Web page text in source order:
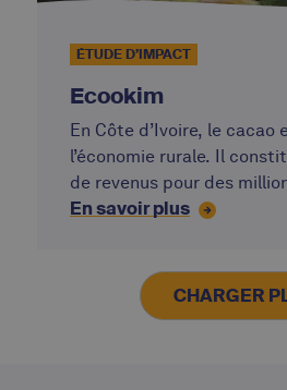
ÉTUDE D’IMPACT
Ecookim
En Côte d’Ivoire, le
l’économie rurale. Il
de revenus pour des
producteurs, tout en
limité au financement
de l’incertitude dans le
En savoir plus
CHARGER